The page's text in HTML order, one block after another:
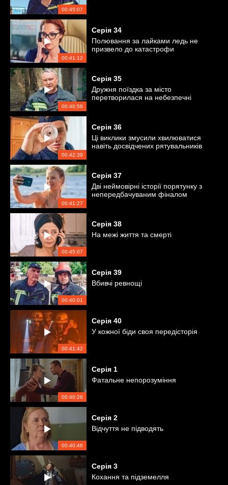
00:45:07
00:41:12
Серія 34
Полювання за лайками ледь не
призвело до катастрофи
00:40:58
Серія 35
Дружня поїздка за місто
перетворилася на небезпечні
00:42:39
Серія 36
Ці виклики змусили хвилюватися
навіть досвідчених рятувальників
00:41:27
Серія 37
Дві неймовірні історії порятунку з
непередбачуваним фіналом
00:45:07
Серія 38
На межі життя та смерті
00:40:01
Серія 39
Вбивчі ревнощі
00:41:42
Серія 40
У кожної біди своя передісторія
00:40:26
Серія 1
Фатальне непорозуміння
00:40:46
Серія 2
Відчуття не підводять
Серія 3
Кохання та підземелля